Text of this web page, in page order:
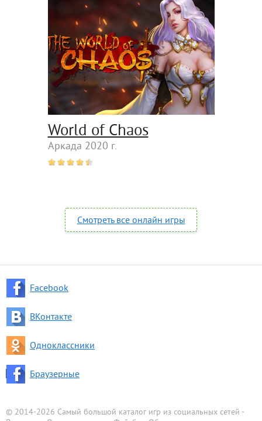
World of Chaos
Аркада 2020 г.
Смотреть все онлайн игры
Facebook
ВКонтакте
Одноклассники
Браузерные
© 2014-2026 Самый большой каталог игр из социальных сетей -